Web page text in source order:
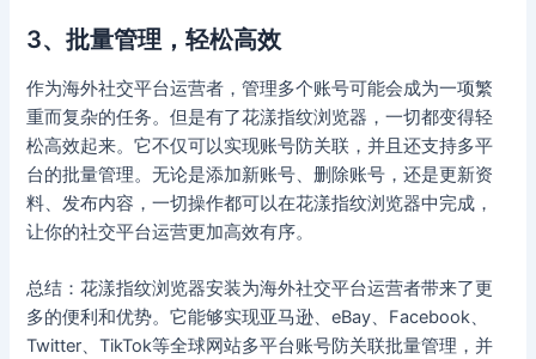
3、批量管理，轻松高效
作为海外社交平台运营者，管理多个账号可能会成为一项繁
重而复杂的任务。但是有了花漾指纹浏览器，一切都变得轻
松高效起来。它不仅可以实现账号防关联，并且还支持多平
台的批量管理。无论是添加新账号、删除账号，还是更新资
料、发布内容，一切操作都可以在花漾指纹浏览器中完成，
让你的社交平台运营更加高效有序。
总结：花漾指纹浏览器安装为海外社交平台运营者带来了更
多的便利和优势。它能够实现亚马逊、eBay、Facebook、
Twitter、TikTok等全球网站多平台账号防关联批量管理，并